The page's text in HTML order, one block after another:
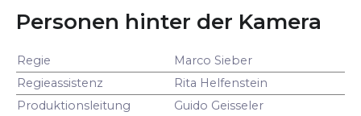
Personen hinter der Kamera
Regie
Marco Sieber
Regieassistenz
Rita Helfenstein
Produktionsleitung
Guido Geisseler